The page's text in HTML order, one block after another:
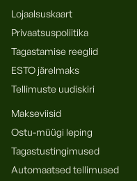
Lojaalsuskaart
Privaatsuspoliitika
Tagastamise reeglid
ESTO järelmaks
Tellimuste uudiskiri
Makseviisid
Ostu-müügi leping
Tagastustingimused
Automaatsed tellimused